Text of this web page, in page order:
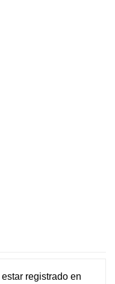
estar registradoen